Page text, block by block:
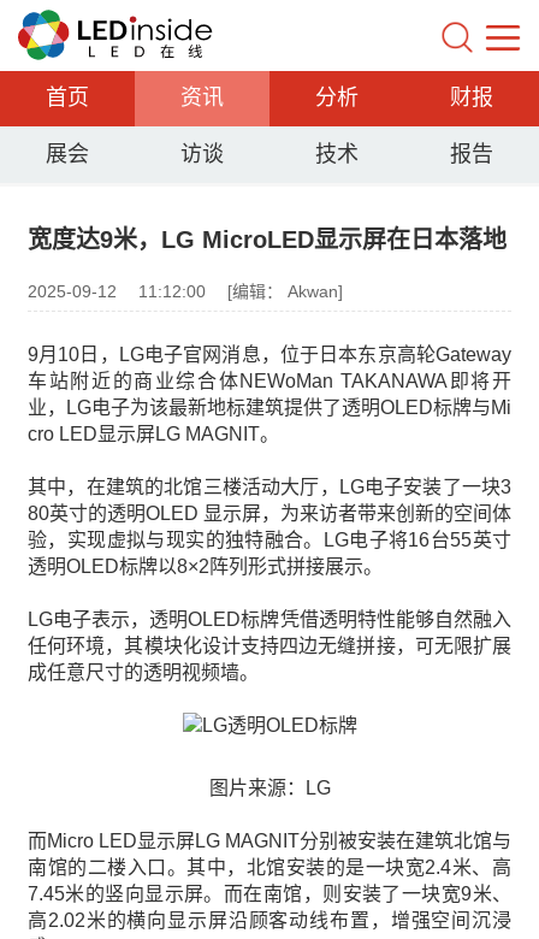
首页 资讯 分析 财报
展会 访谈 技术 报告
宽度达9米，LG MicroLED显示屏在日本落地
2025-09-12 11:12:00 [编辑： Akwan]
9月10日，LG电子官网消息，位于日本东京高轮Gateway
车站附近的商业综合体NEWoMan TAKANAWA即将开
业，LG电子为该最新地标建筑提供了透明OLED标牌与Mi
cro LED显示屏LG MAGNIT。
其中，在建筑的北馆三楼活动大厅，LG电子安装了一块3
80英寸的透明OLED 显示屏，为来访者带来创新的空间体
验，实现虚拟与现实的独特融合。LG电子将16台55英寸
透明OLED标牌以8×2阵列形式拼接展示。
LG电子表示，透明OLED标牌凭借透明特性能够自然融入
任何环境，其模块化设计支持四边无缝拼接，可无限扩展
成任意尺寸的透明视频墙。
图片来源：LG
而Micro LED显示屏LG MAGNIT分别被安装在建筑北馆与
南馆的二楼入口。其中，北馆安装的是一块宽2.4米、高
7.45米的竖向显示屏。而在南馆，则安装了一块宽9米、
高2.02米的横向显示屏沿顾客动线布置，增强空间沉浸